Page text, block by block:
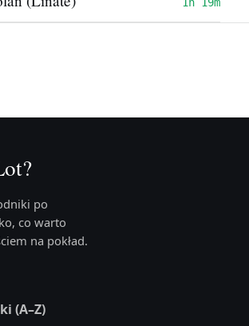
po
co warto
na pokład.
(A–Z)